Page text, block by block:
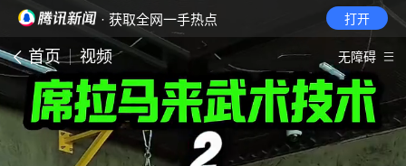
· 获取全网一手热点 打开
首页 视频 无障碍